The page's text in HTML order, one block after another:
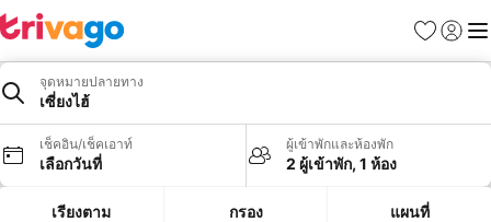
รายการโป
เข้าสู่ร
เมนู
จุดหมายปลายทาง
เซี่ยงไฮ้
เช็คอิน/เช็คเอาท์
เลือกวันที่
ผู้เข้าพักและห้องพัก
2 ผู้เข้าพัก, 1 ห้อง
เรียงตาม กรอง แผนที่